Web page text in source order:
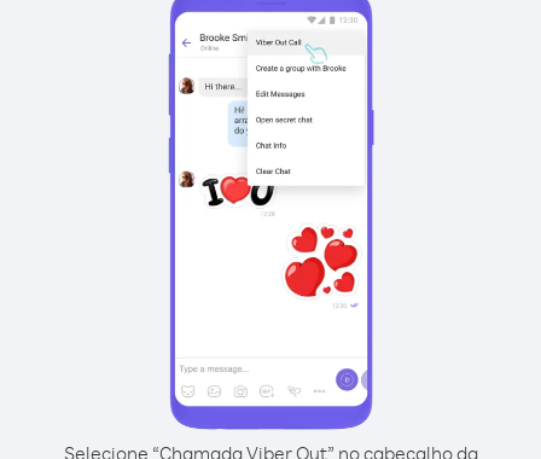
Selecione “Chamada Viber Out” no cabeçalho da